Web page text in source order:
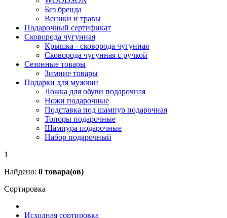
Без бренда
Веники и травы
Подарочный сертификат
Сковорода чугунная
Крышка - сковорода чугунная
Сковорода чугунная с ручкой
Сезонные товары
Зимние товары
Подарки для мужчин
Ложка для обуви подарочная
Ножи подарочные
Подставка под шампур подарочная
Топоры подарочные
Шампура подарочные
Набор подарочный
1
Найдено: 0 товара(ов)
Сортировка
Исходная сортировка